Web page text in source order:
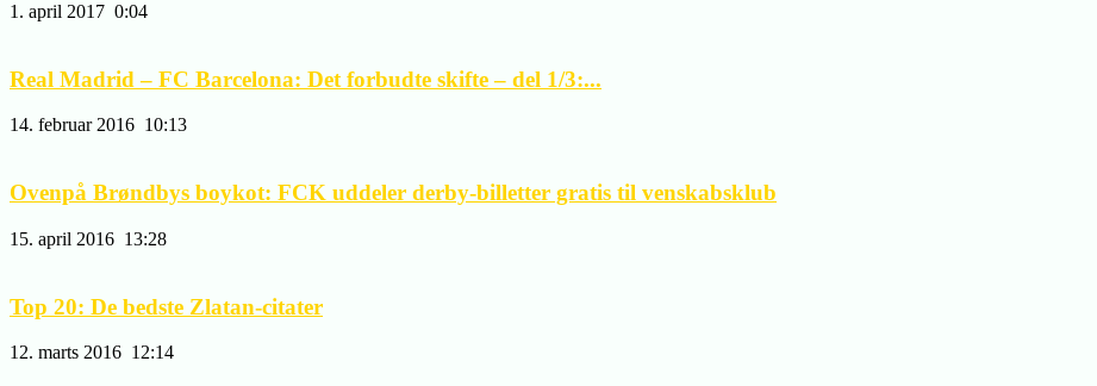
1. april 2017 0:04
Real Madrid – FC Barcelona: Det forbudte skifte – del 1/3:...
14. februar 2016 10:13
Ovenpå Brøndbys boykot: FCK uddeler derby-billetter gratis til venskabsklub
15. april 2016 13:28
Top 20: De bedste Zlatan-citater
12. marts 2016 12:14